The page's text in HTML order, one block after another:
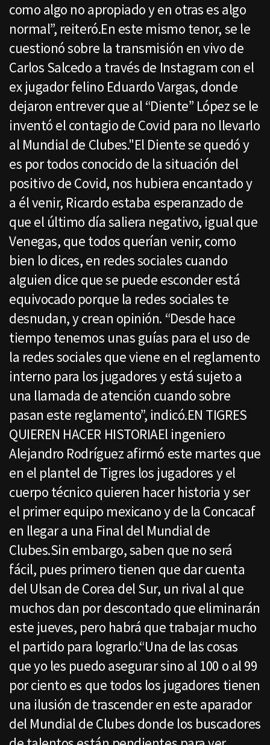
como algo no apropiado y en otras es algo
normal”, reiteró.En este mismo tenor, se le
cuestionó sobre la transmisión en vivo de
Carlos Salcedo a través de Instagram con el
ex jugador felino Eduardo Vargas, donde
dejaron entrever que al “Diente” López se le
inventó el contagio de Covid para no llevarlo
al Mundial de Clubes."El Diente se quedó y
es por todos conocido de la situación del
positivo de Covid, nos hubiera encantado y
a él venir, Ricardo estaba esperanzado de
que el último día saliera negativo, igual que
Venegas, que todos querían venir, como
bien lo dices, en redes sociales cuando
alguien dice que se puede esconder está
equivocado porque la redes sociales te
desnudan, y crean opinión. “Desde hace
tiempo tenemos unas guías para el uso de
la redes sociales que viene en el reglamento
interno para los jugadores y está sujeto a
una llamada de atención cuando sobre
pasan este reglamento”, indicó.EN TIGRES
QUIEREN HACER HISTORIAEl ingeniero
Alejandro Rodríguez afirmó este martes que
en el plantel de Tigres los jugadores y el
cuerpo técnico quieren hacer historia y ser
el primer equipo mexicano y de la Concacaf
en llegar a una Final del Mundial de
Clubes.Sin embargo, saben que no será
fácil, pues primero tienen que dar cuenta
del Ulsan de Corea del Sur, un rival al que
muchos dan por descontado que eliminarán
este jueves, pero habrá que trabajar mucho
el partido para lograrlo.“Una de las cosas
que yo les puedo asegurar sino al 100 o al 99
por ciento es que todos los jugadores tienen
una ilusión de trascender en este aparador
del Mundial de Clubes donde los buscadores